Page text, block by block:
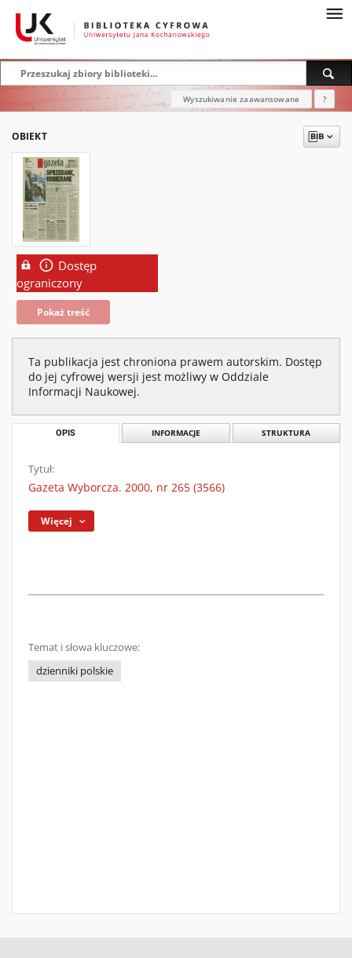
Wyszukiwanie zaawansowane ?
OBIEKT
Dostęp
ograniczony
Pokaż treść
Ta publikacja jest chroniona prawem autorskim. Dostęp
do jej cyfrowej wersji jest możliwy w Oddziale
Informacji Naukowej.
OPIS INFORMACJE STRUKTURA
Tytuł:
Gazeta Wyborcza. 2000, nr 265 (3566)
Więcej
Temat i słowa kluczowe:
dzienniki polskie